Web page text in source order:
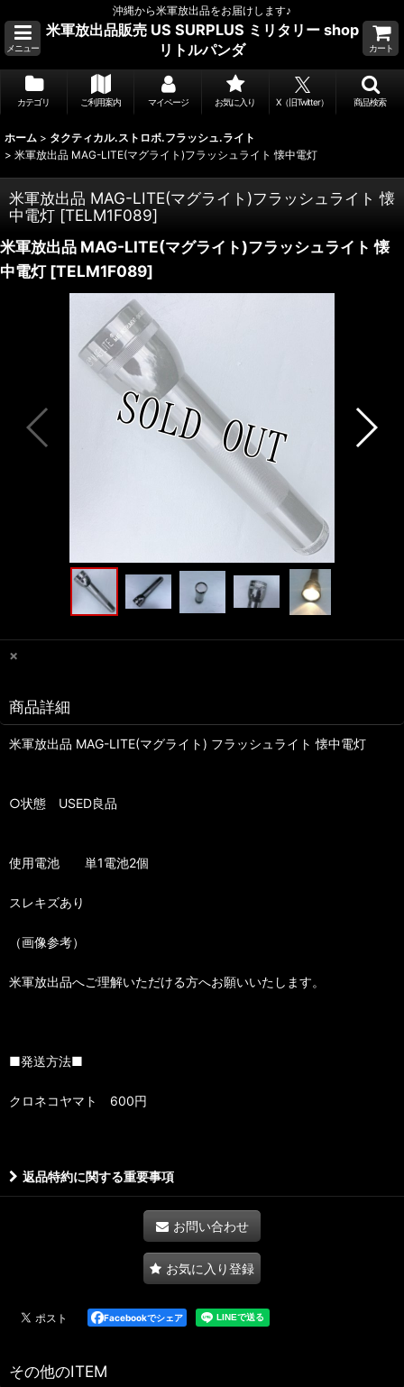
沖縄から米軍放出品をお届けします♪
メニュー
米軍放出品販売 US SURPLUS ミリタリー shop
リトルパンダ
カート
カテゴリ ご利用案内 マイページ お気に入り X（旧Twitter） 商品検索
ホーム > タクティカル.ストロボ.フラッシュ.ライト
> 米軍放出品 MAG-LITE(マグライト)フラッシュライト 懐中電灯
米軍放出品 MAG-LITE(マグライト)フラッシュライト 懐
中電灯 [TELM1F089]
米軍放出品 MAG-LITE(マグライト)フラッシュライト 懐
中電灯[TELM1F089]
×
商品詳細
米軍放出品 MAG-LITE(マグライト) フラッシュライト 懐中電灯
○状態 USED良品
使用電池 単1電池2個
スレキズあり
（画像参考）
米軍放出品へご理解いただける方へお願いいたします。
■発送方法■
クロネコヤマト 600円
返品特約に関する重要事項
お問い合わせ
お気に入り登録
Facebookでシェア
その他のITEM